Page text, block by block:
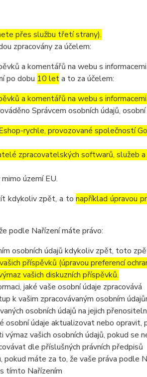
přes službu třetí strany).
zpracovány za účelem:
a komentářů na webu s
po dobu 10 leta to za účelem:
a komentářů na webu s
Správcem osobních údajů,
rychle, provozované společností
zpracovatelských softwarů, služeb
území EU.
kdykoliv zpět, a tonapříklad úpravou
podle Nařízení máte právo:
osobních údajů kdykoliv zpět, toto
příspěvků (úpravou preferencí
vašich diskuzních příspěvků.
jaké vaše osobní údaje zpracovává
k vašim zpracovávaným osobním
osobních údajů na jejich
osobní údaje aktualizovat nebo opravit,
vašich osobních údajů, pokud se
dle příslušných právních předpisů
pokud máte za to, že vaše práva podle
tímto Nařízením